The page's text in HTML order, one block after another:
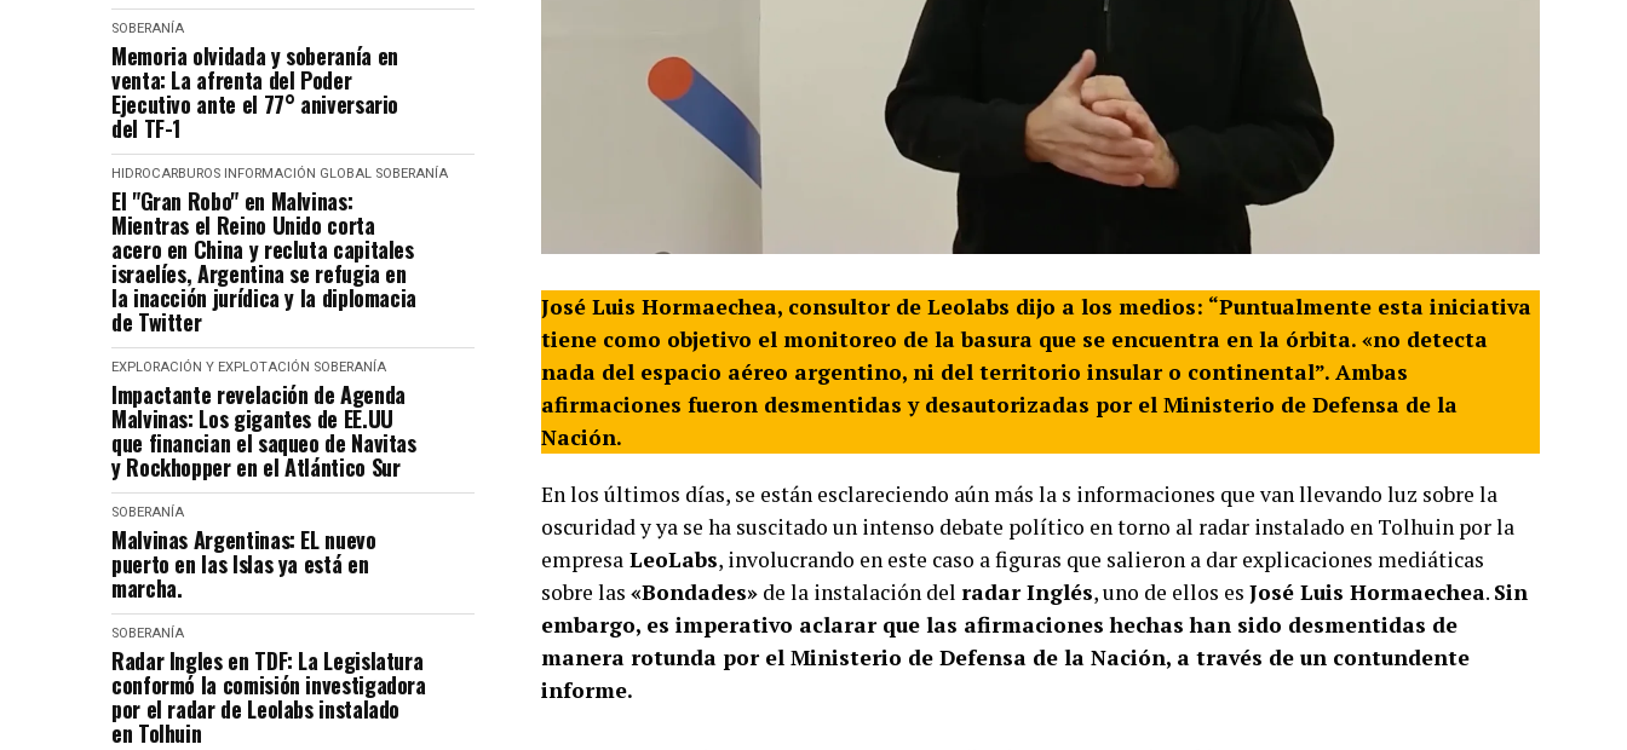
SOBERANÍA
Memoria olvidada y soberanía en
venta: La afrenta del Poder
Ejecutivo ante el 77° aniversario
del TF-1
HIDROCARBUROS INFORMACIÓN GLOBAL SOBERANÍA
El "Gran Robo" en Malvinas:
Mientras el Reino Unido corta
acero en China y recluta capitales
israelíes, Argentina se refugia en
la inacción jurídica y la diplomacia
de Twitter
EXPLORACIÓN Y EXPLOTACIÓN SOBERANÍA
Impactante revelación de Agenda
Malvinas: Los gigantes de EE.UU
que financian el saqueo de Navitas
y Rockhopper en el Atlántico Sur
SOBERANÍA
Malvinas Argentinas: EL nuevo
puerto en las Islas ya está en
marcha.
SOBERANÍA
Radar Ingles en TDF: La Legislatura
conformó la comisión investigadora
por el radar de Leolabs instalado
en Tolhuin
José Luis Hormaechea, consultor de Leolabs dijo a los medios: “Puntualmente esta iniciativa
tiene como objetivo el monitoreo de la basura que se encuentra en la órbita. «no detecta
nada del espacio aéreo argentino, ni del territorio insular o continental”. Ambas
afirmaciones fueron desmentidas y desautorizadas por el Ministerio de Defensa de la
Nación.
En los últimos días, se están esclareciendo aún más la s informaciones que van llevando luz sobre la
oscuridad y ya se ha suscitado un intenso debate político en torno al radar instalado en Tolhuin por la
empresa LeoLabs, involucrando en este caso a figuras que salieron a dar explicaciones mediáticas
sobre las «Bondades» de la instalación del radar Inglés, uno de ellos es José Luis Hormaechea. Sin
embargo, es imperativo aclarar que las afirmaciones hechas han sido desmentidas de
manera rotunda por el Ministerio de Defensa de la Nación, a través de un contundente
informe.